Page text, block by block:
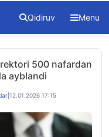
Qidiruv Menu
500 nafardan
ayblandi
12.01.2026 17:15